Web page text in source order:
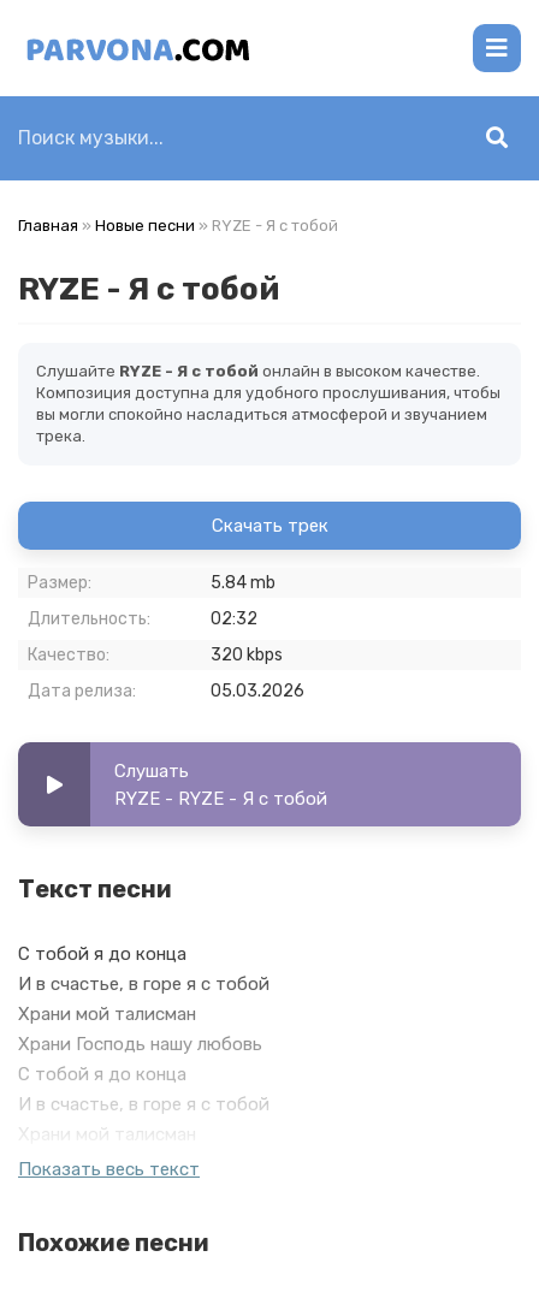
Главная » Новые песни » RYZE - Я с тобой
RYZE - Я с тобой
Слушайте RYZE - Я с тобой онлайн в высоком качестве.
Композиция доступна для удобного прослушивания, чтобы
вы могли спокойно насладиться атмосферой и звучанием
трека.
Скачать трек
Размер:
5.84 mb
Длительность:
02:32
Качество:
320 kbps
Дата релиза:
05.03.2026
Слушать
RYZE - RYZE - Я с тобой
Текст песни
С тобой я до конца
И в счастье, в горе я с тобой
Храни мой талисман
Храни Господь нашу любовь
С тобой я до конца
И в счастье, в горе я с тобой
Храни мой талисман
Храни Господь нашу любовь
Показать весь текст
Похожие песни